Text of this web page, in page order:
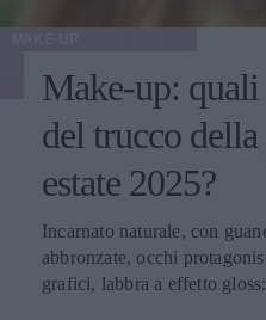
Make-up:
del trucco
estate 2025?
Incarnato naturale, con
abbronzate, occhi
grafici, labbra a effetto